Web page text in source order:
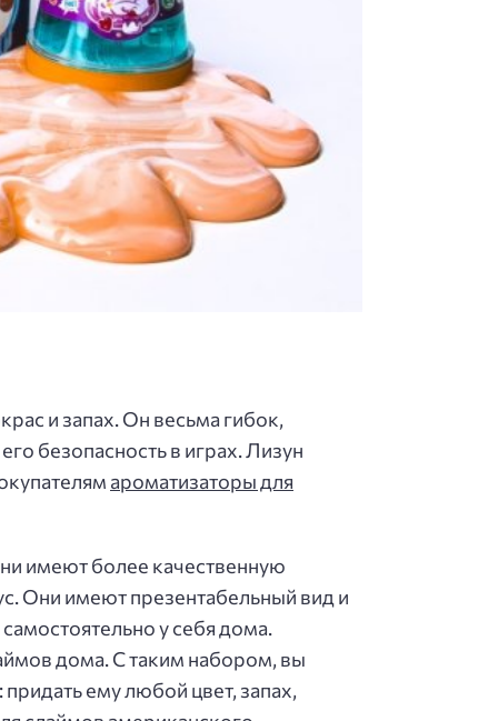
и запах. Он весьма гибок,
безопасность в играх. Лизун
ароматизаторы для
имеют более качественную
Они имеют презентабельный вид и
у себя дома.
дома. С таким набором, вы
ему любой цвет, запах,